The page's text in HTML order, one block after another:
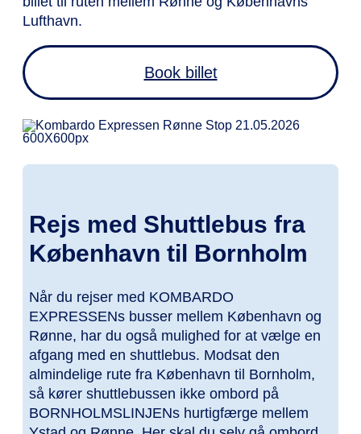
Lufthavn.
Book billet
Rejs med Shuttlebus fra
København til Bornholm
Når du rejser med KOMBARDO
EXPRESSENs busser mellem København og
Rønne, har du også mulighed for at vælge en
afgang med en shuttlebus. Modsat den
almindelige rute fra København til Bornholm,
så kører shuttlebussen ikke ombord på
BORNHOLMSLINJENs hurtigfærge mellem